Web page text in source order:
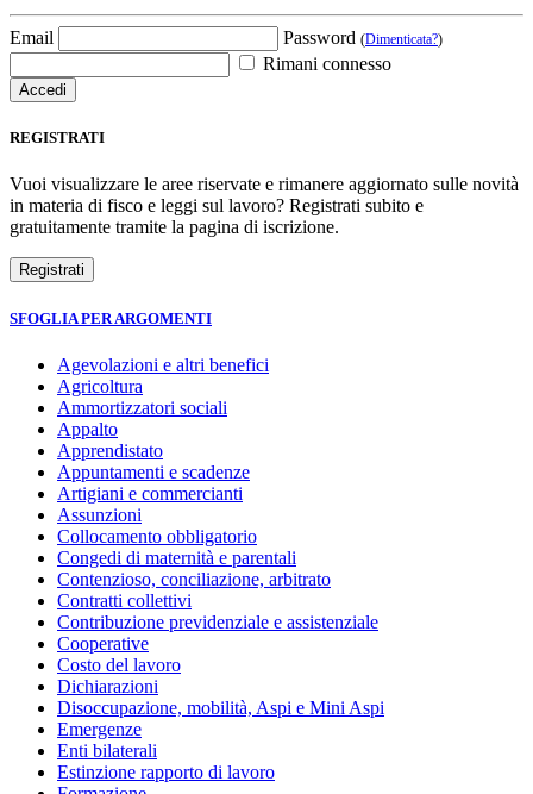
Email Password (Dimenticata?)
Rimani connesso
REGISTRATI
Vuoi visualizzare le aree riservate e rimanere aggiornato sulle novità
in materia di fisco e leggi sul lavoro? Registrati subito e
gratuitamente tramite la pagina di iscrizione.
SFOGLIA PER ARGOMENTI
Agevolazioni e altri benefici
Agricoltura
Ammortizzatori sociali
Appalto
Apprendistato
Appuntamenti e scadenze
Artigiani e commercianti
Assunzioni
Collocamento obbligatorio
Congedi di maternità e parentali
Contenzioso, conciliazione, arbitrato
Contratti collettivi
Contribuzione previdenziale e assistenziale
Cooperative
Costo del lavoro
Dichiarazioni
Disoccupazione, mobilità, Aspi e Mini Aspi
Emergenze
Enti bilaterali
Estinzione rapporto di lavoro